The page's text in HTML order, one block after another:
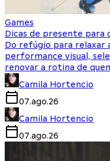
Games
Dicas de presente para
Do refúgio para relaxar
performance visual,
renovar a rotina de
Camila Hortencio
07.ago.26
Camila Hortencio
07.ago.26